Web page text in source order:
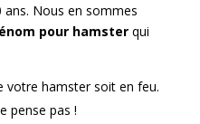
Nous en sommes
pour hamster qui
votre hamster soit en feu.
pense pas !